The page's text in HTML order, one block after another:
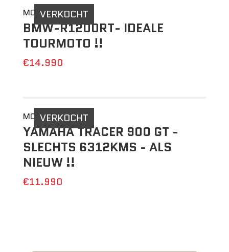
VERKOCHT
MOTO 2DEHANDS
BMW-R1200RT- IDEALE
TOURMOTO !!
€14.990
VERKOCHT
MOTO 2DEHANDS
YAMAHA TRACER 900 GT -
SLECHTS 6312KMS - ALS
NIEUW !!
€11.990